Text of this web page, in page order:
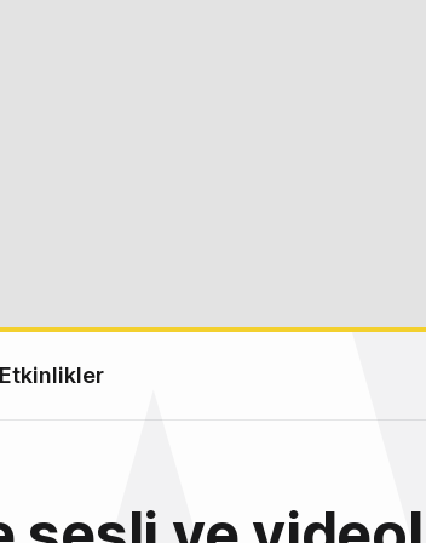
Etkinlikler